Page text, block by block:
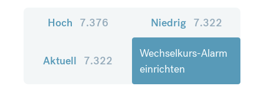
Hoch 7.376 Niedrig 7.322
Aktuell 7.322
Wechselkurs-Alarm
einrichten